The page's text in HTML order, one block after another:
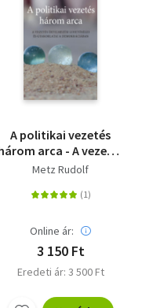
A politikai vezetés
arca - A vezetés
értelmezési
gyakorlatai a
Metz Rudolf
Online ár:
3 150 Ft
Eredeti ár: 3 500 Ft